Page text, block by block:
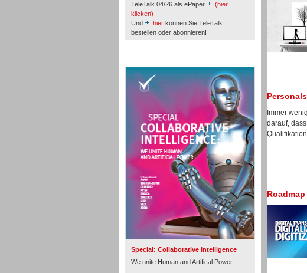
TeleTalk 04/26 als ePaper
(hier
klicken)
Und
hier können Sie TeleTalk
bestellen oder abonnieren!
Special: Collaborative Intelligence
We unite Human and Artifical Power.
Personal
Inbound
Immer
darauf,